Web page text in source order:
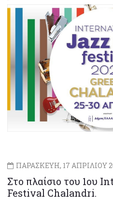
ΠΑΡΑΣΚΕΥΗ, 17 ΑΠΡΙΛΙΟΥ
Στο πλαίσιο του 1ου
Festival Chalandri.